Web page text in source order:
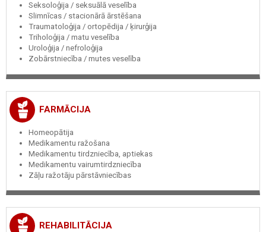
Seksoloģija / seksuālā veselība
Slimnīcas / stacionārā ārstēšana
Traumatoloģija / ortopēdija / ķirurģija
Triholoģija / matu veselība
Uroloģija / nefroloģija
Zobārstniecība / mutes veselība
FARMĀCIJA
Homeopātija
Medikamentu ražošana
Medikamentu tirdzniecība, aptiekas
Medikamentu vairumtirdzniecība
Zāļu ražotāju pārstāvniecības
REHABILITĀCIJA